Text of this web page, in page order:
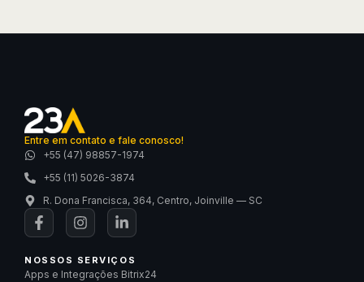
Entre em contato e fale conosco!
+55 (47) 98857-1974
+55 (11) 5026-3874
R. Dona Francisca, 364, Centro, Joinville — SC
NOSSOS SERVIÇOS
Apps e Integrações Bitrix24